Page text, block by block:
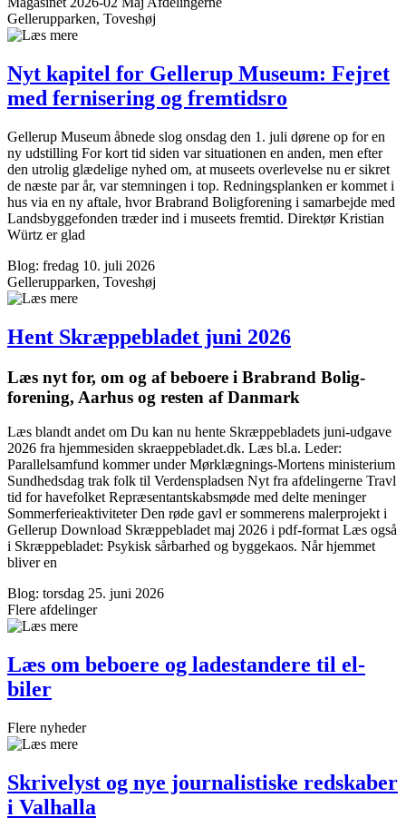
Gellerupparken, Toveshøj
Nyt kapitel for Gellerup Museum: Fejret
med fernisering og fremtidsro
Gellerup Museum åbnede slog onsdag den 1. juli dørene op for en
ny udstilling For kort tid siden var situationen en anden, men efter
den utrolig glædelige nyhed om, at museets overlevelse nu er sikret
de næste par år, var stemningen i top. Redningsplanken er kommet i
hus via en ny aftale, hvor Brabrand Boligforening i samarbejde med
Landsbyggefonden træder ind i museets fremtid. Direktør Kristian
Würtz er glad
Blog: fredag 10. juli 2026
Gellerupparken, Toveshøj
Hent Skræppe­bladet juni 2026
Læs nyt for, om og af beboere i Brabrand Bolig­
forening, Aarhus og resten af Danmark
Læs blandt andet om Du kan nu hente Skræppebladets juni-udgave
2026 fra hjemmesiden skraeppebladet.dk. Læs bl.a. Leder:
Parallelsamfund kommer under Mørklægnings-Mortens ministerium
Sundhedsdag trak folk til Verdenspladsen Nyt fra afdelingerne Travl
tid for havefolket Repræsentantskabsmøde med delte meninger
Sommerferieaktiviteter Den røde gavl er sommerens malerprojekt i
Gellerup Download Skræppebladet maj 2026 i pdf-format Læs også
i Skræppebladet: Psykisk sårbarhed og byggekaos. Når hjemmet
bliver en
Blog: torsdag 25. juni 2026
Flere afdelinger
Læs om beboere og ladestandere til el-
biler
Flere nyheder
Skrivelyst og nye journalistiske redskaber
i Valhalla